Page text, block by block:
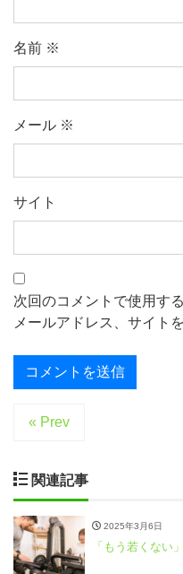
名前 ※
メール ※
サイト
次回のコメントで使用す
メールアドレス、サイト
« Prev
関連記事
2025年3月6日
「もう若くない